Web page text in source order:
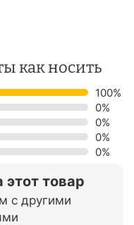
как носить
этот товар
с другими
100%
0%
0%
0%
0%